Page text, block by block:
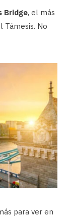
Bridge, el más
Támesis. No
para ver en